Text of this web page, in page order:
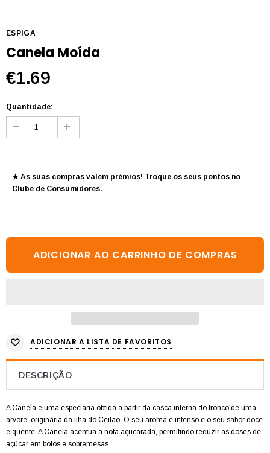
ESPIGA
Canela Moída
€1.69
Quantidade:
★ As suas compras valem prémios! Troque os seus pontos no
Clube de Consumidores.
ADICIONAR A LISTA DE FAVORITOS
DESCRIÇÃO
A Canela é uma especiaria obtida a partir da casca interna do tronco de uma
árvore, originária da ilha do Ceilão. O seu aroma é intenso e o seu sabor doce
e quente. A Canela acentua a nota açucarada, permitindo reduzir as doses de
açúcar em bolos e sobremesas.